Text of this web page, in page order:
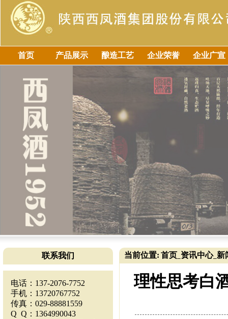
首页 产品展示 酿造工艺 企业荣誉 企业广宣
联系我们
电话：137-2076-7752
手机：13720767752
传真：029-88881559
Q Q：1364990043
当前位置: 首页 资讯中心_ 新
理性思考白